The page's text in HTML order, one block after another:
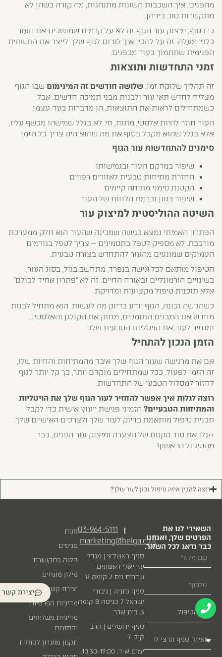
מהפנים, איך השכבות השונות מתנהגות, מה קורה כשהן לא
מתקשרות טוב ביניהן.
כי בסוף, מיצוק עור הגוף זה לא על קרמים שמושכים את העור
כלפי מעלה. זה על להבין איך לגרום לגוף שלך לייצר את התשתית
הפנימית שתתמוך בעור מבפנים.
זמני התחדשות ותוצאות
זה תהליך שלוקח זמן. שלושה חודשים זה המינימום שבו הגוף
מצליח לחדש תאי עור ולבנות מבני תמיכה חדשים. אבל
כשמתחילים לראות את התוצאות, הן מדברות בעד עצמן.
העור חוזר להיות אלסטי, מתוח, חי. לא בגלל שמישהו מכשף עליו,
אלא בגלל שהוא מקבל בסוף את מה שהוא היה צריך כל הזמן.
סימנים להתחדשות עור הגוף
שיפור במרקם העור ובגמישותו
החזרת מתיחות טבעית לאזורים רפויים
הקטנת סימני מתיחה קיימים
שיפור בטון וברמת הלחות של העור
השיטה ההוליסטית למיצוק עור
הפתרון האמיתי נמצא בגישה שמבינה שהעור הוא חלק ממערכת
מורכבת. לא מספיק לטפל בתסמינים – צריך לטפל בגורמים
העמוקים שמונעים מהעור להתחדש בצורה טבעית.
הטיפול מותאם לכל אישה בנפרד, מתחשב בגיל, בסוג העור,
בשינויים הורמונליים ובאורח החיים. זה לא "פתרון אחיד לכולם"
אלא תוכנית טיפול מקצועית ומדויקת.
כשהגישה נכונה, הגוף יודע בדיוק מה לעשות. הוא מתחיל לבנות
מחדש את המבנים התומכים, מחזק את הקולגן והאלסטין,
ומחזיר לעור את הויטליות הטבעית שלו.
הזמן הנכון להתחיל
אם את מרגישה שעור הגוף שלך איבד מהמתיחות והחיות שלו,
זה הזמן לפעול. ככל שמתחילים מוקדם יותר, כך קל יותר לגוף
לחזור למסלול הטבעי של התחדשות.
רוצה לגלות איך אפשר להחזיר לעור הגוף שלך את הויטליות
והמתיחות הטבעיים? הזמיני פגישת ייעוץ אישית כדי לקבל
תכנית טיפול מותאמת בדיוק לעור שלך ולצרכים האישיים שלך.
>>גלו את סוד הקסם של הצערה ומיצוק עור הפנים, כבר
מהטיפול הראשון!
רוצה להבין איזה טיפול נכון לעור שלך?
03-964-5111 |
marketing@helga.co.il
סניף ראשל״צ | מגדל
עזריאלי ראשונים,
שדרות נים 2 קומה 8
סניף נתניה | גיבורי
ישראל 7 כניסה B קומה
3, בית אדר
סניף ירושלים | הרב
קוק 7
ימים א-ד: 10:30-19:00,
חנות
סניפים
הלגה בתקשורת
מילון מונחים
יצירת קשר
מדיניות הפרטיות
מדיניות משלוחים
והחזרות
תקנון מועדון לקוחות
השאירי לנו את
הפרטים שלך, ואנחנו
כבר נדאג לכל השאר.
יצירת קשר